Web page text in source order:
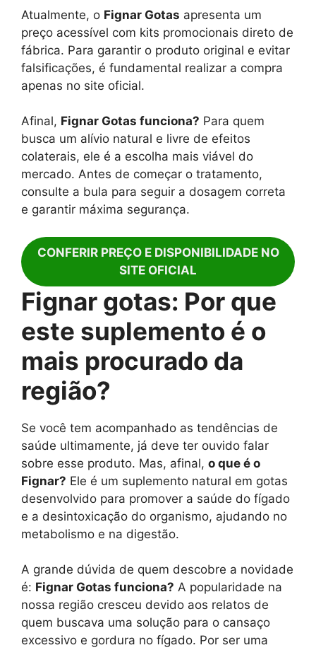
Atualmente, o Fignar Gotas apresenta um
preço acessível com kits promocionais direto de
fábrica. Para garantir o produto original e evitar
falsificações, é fundamental realizar a compra
apenas no site oficial.
Afinal, Fignar Gotas funciona? Para quem
busca um alívio natural e livre de efeitos
colaterais, ele é a escolha mais viável do
mercado. Antes de começar o tratamento,
consulte a bula para seguir a dosagem correta
e garantir máxima segurança.
CONFERIR PREÇO E DISPONIBILIDADE NO
SITE OFICIAL
Fignar gotas: Por que
este suplemento é o
mais procurado da
região?
Se você tem acompanhado as tendências de
saúde ultimamente, já deve ter ouvido falar
sobre esse produto. Mas, afinal, o que é o
Fignar? Ele é um suplemento natural em gotas
desenvolvido para promover a saúde do fígado
e a desintoxicação do organismo, ajudando no
metabolismo e na digestão.
A grande dúvida de quem descobre a novidade
é: Fignar Gotas funciona? A popularidade na
nossa região cresceu devido aos relatos de
quem buscava uma solução para o cansaço
excessivo e gordura no fígado. Por ser uma